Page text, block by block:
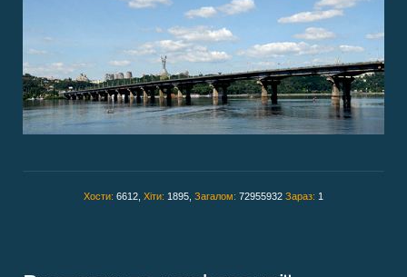
Хости: 6612, Хіти: 1895, Загалом: 72955932 Зараз: 1